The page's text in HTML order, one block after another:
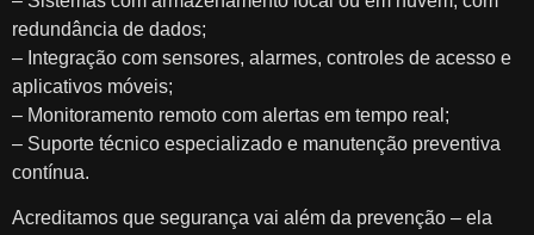
redundância de dados;
– Integração com sensores, alarmes, controles de acesso e
aplicativos móveis;
– Monitoramento remoto com alertas em tempo real;
– Suporte técnico especializado e manutenção preventiva
contínua.
Acreditamos que segurança vai além da prevenção – ela